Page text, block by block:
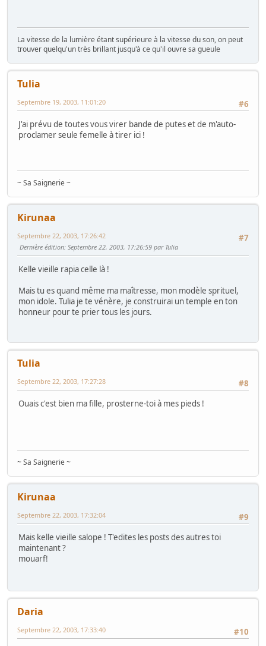
La vitesse de la lumière étant supérieure à la vitesse du son, on peut
trouver quelqu'un très brillant jusqu'à ce qu'il ouvre sa gueule
Tulia
#6
Septembre 19, 2003, 11:01:20
J'ai prévu de toutes vous virer bande de putes et de m'auto-
proclamer seule femelle à tirer ici !
~ Sa Saignerie ~
Kirunaa
#7
Septembre 22, 2003, 17:26:42
Dernière édition: Septembre 22, 2003, 17:26:59 par Tulia
Kelle vieille rapia celle là !
Mais tu es quand même ma maîtresse, mon modèle sprituel,
mon idole. Tulia je te vénère, je construirai un temple en ton
honneur pour te prier tous les jours.
Tulia
#8
Septembre 22, 2003, 17:27:28
Ouais c'est bien ma fille, prosterne-toi à mes pieds !
~ Sa Saignerie ~
Kirunaa
#9
Septembre 22, 2003, 17:32:04
Mais kelle vieille salope ! T'edites les posts des autres toi
maintenant ?
mouarf!
Daria
#10
Septembre 22, 2003, 17:33:40